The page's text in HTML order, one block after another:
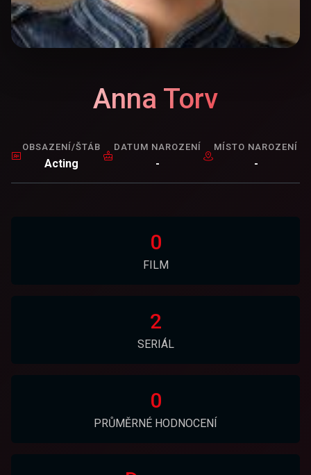
Anna Torv
OBSAZENÍ/ŠTÁB
Acting
DATUM NAROZENÍ
-
MÍSTO NAROZENÍ
-
0
FILM
2
SERIÁL
0
PRŮMĚRNÉ HODNOCENÍ